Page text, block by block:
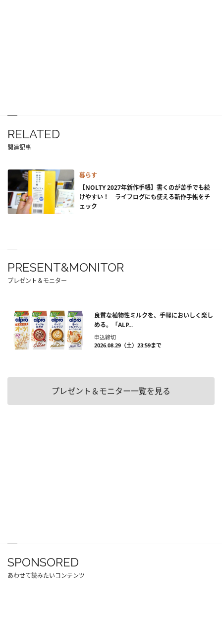
RELATED
関連記事
暮らす
【NOLTY 2027年新作手帳】書くのが苦手でも続
けやすい！ ライフログにも使える新作手帳をチ
ェック
PRESENT&MONITOR
プレゼント＆モニター
良質な植物性ミルクを、手軽においしく楽し
める。「ALP...
申込締切
2026.08.29（土）23:59まで
プレゼント＆モニター一覧を見る
SPONSORED
あわせて読みたいコンテンツ